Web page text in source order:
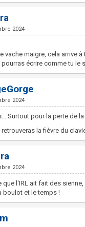
2024
vache maigre, cela arrive
écrire comme tu le
2024
Surtout pour la perte de
la fièvre du
2024
l'IRL ait fait des
boulot et le temps !